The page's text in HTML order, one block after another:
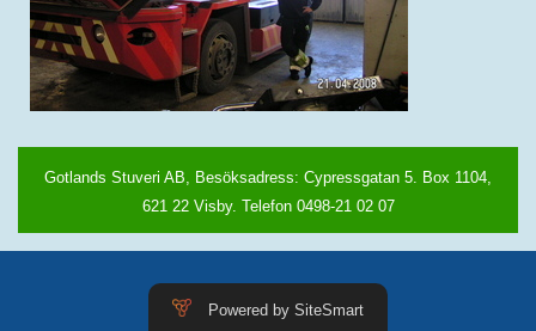
Gotlands Stuveri AB, Besöksadress: Cypressgatan 5. Box 1104,
621 22 Visby. Telefon 0498-21 02 07
Powered by SiteSmart